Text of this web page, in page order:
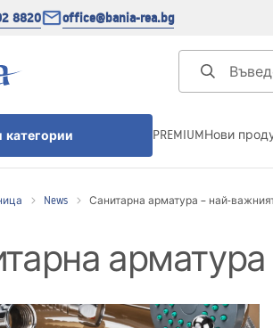
8820 office@bania-rea.bg
категории PREMIUMНови
News Санитарна арматура – най-